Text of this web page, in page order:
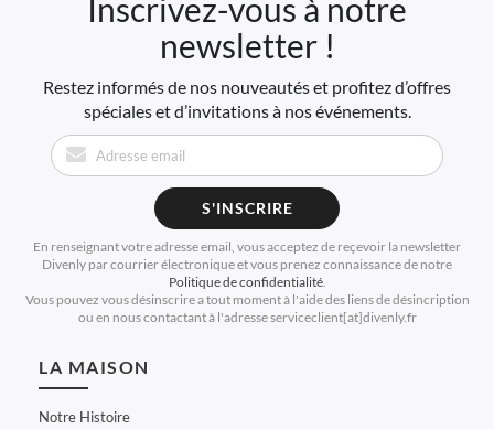
Inscrivez-vous à notre
newsletter !
Restez informés de nos nouveautés et profitez d’offres
spéciales et d’invitations à nos événements.
S'INSCRIRE
En renseignant votre adresse email, vous acceptez de reçevoir la newsletter
Divenly par courrier électronique et vous prenez connaissance de notre
Politique de confidentialité.
Vous pouvez vous désinscrire a tout moment à l'aide des liens de désincription
ou en nous contactant à l'adresse serviceclient[at]divenly.fr
LA MAISON
Notre Histoire